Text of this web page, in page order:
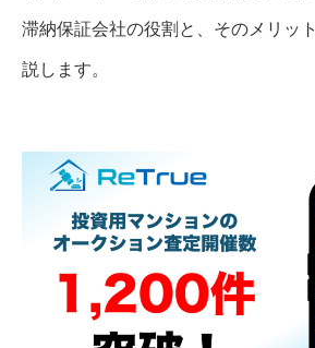
滞納保証会社の役割と、そのメリッ
説します。